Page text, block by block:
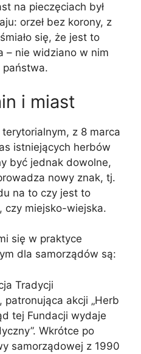
na pieczęciach był
orzeł bez korony, z
się, że jest to
– nie widziano w nim
państwa.
i miast
z 8 marca
istniejących herbów
być jednak dowolne,
nowy znak, tj.
na to czy jest to
czy miejsko-wiejska.
się w praktyce
dla samorządów są:
Tradycji
patronująca akcji „Herb
tej Fundacji wydaje
Wkrótce po
samorządowej z 1990